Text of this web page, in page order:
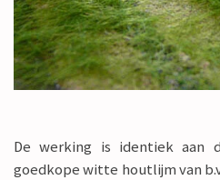
De werking is identiek aan
goedkope witte houtlijm van